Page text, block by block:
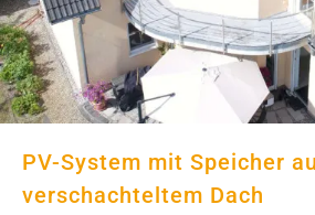
PV-System mit Speicher
verschachteltem Dach